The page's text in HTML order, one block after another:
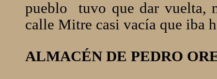
pueblo
tuvo que dar vuelta,
calle Mitre casi vacía que iba
ALMACÉN DE PEDRO